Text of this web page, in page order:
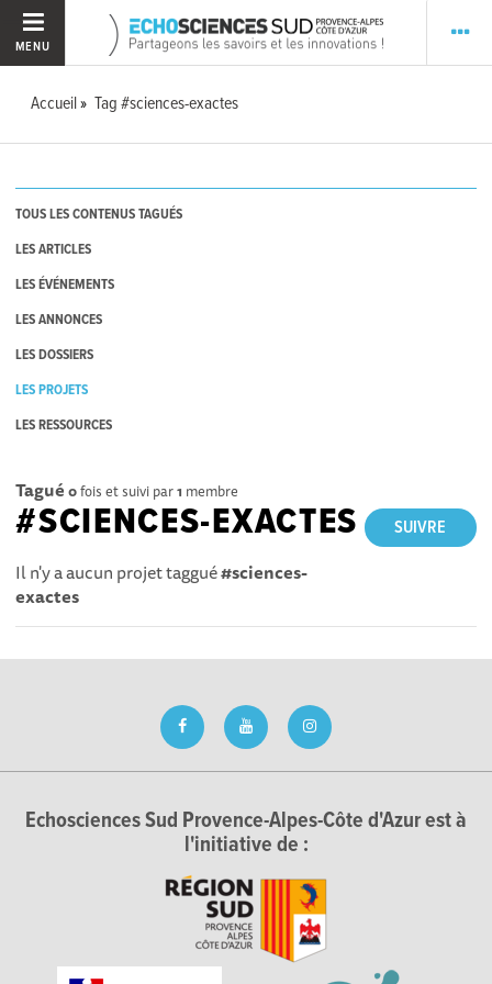
MENU
Accueil Tag #sciences-exactes
TOUS LES CONTENUS TAGUÉS
LES ARTICLES
LES ÉVÉNEMENTS
LES ANNONCES
LES DOSSIERS
LES PROJETS
LES RESSOURCES
Tagué 0fois et suivi par1 membre
SUIVRE
#SCIENCES-EXACTES
Il n'y a aucun projet taggué#sciences-
exactes
Echosciences Sud Provence-Alpes-Côte d'Azur est à
l'initiative de :